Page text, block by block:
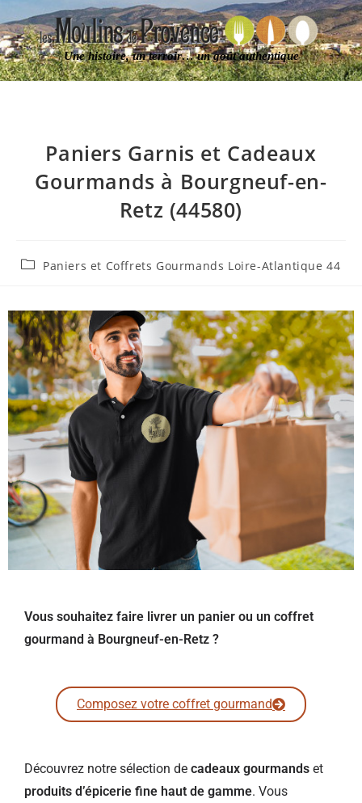
Une histoire, un terroir… un goût authentique
Paniers Garnis et Cadeaux
Gourmands à Bourgneuf-en-
Retz (44580)
Paniers et Coffrets Gourmands Loire-Atlantique 44
Vous souhaitez faire livrer un panier ou un coffret
gourmand à Bourgneuf-en-Retz ?
Composez votre coffret gourmand
Découvrez notre sélection de cadeaux gourmands et
produits d’épicerie fine haut de gamme. Vous